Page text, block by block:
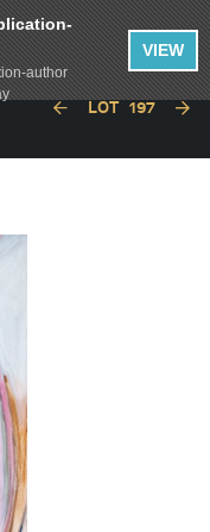
LOT 197
author
VIEW